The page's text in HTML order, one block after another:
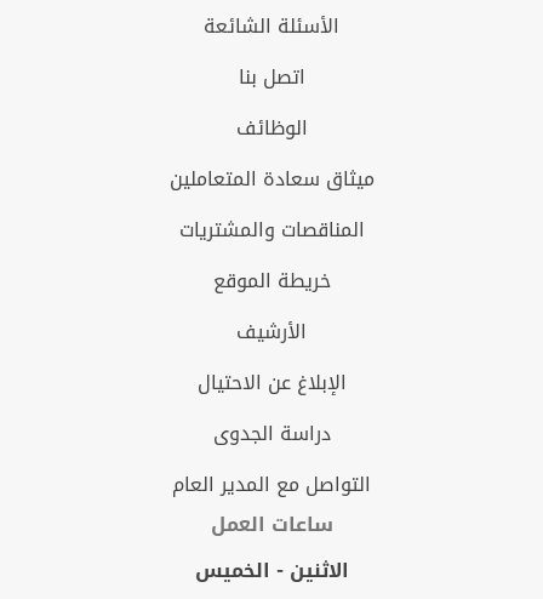
الأسئلة الشائعة
اتصل بنا
الوظائف
ميثاق سعادة المتعاملين
المناقصات والمشتريات
خريطة الموقع
الأرشيف
الإبلاغ عن الاحتيال
دراسة الجدوى
التواصل مع المدير العام
ساعات العمل
الاثنين - الخميس